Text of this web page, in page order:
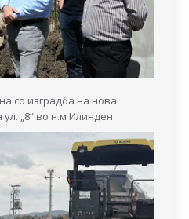
со изградба на нова
„8“ во н.м Илинден